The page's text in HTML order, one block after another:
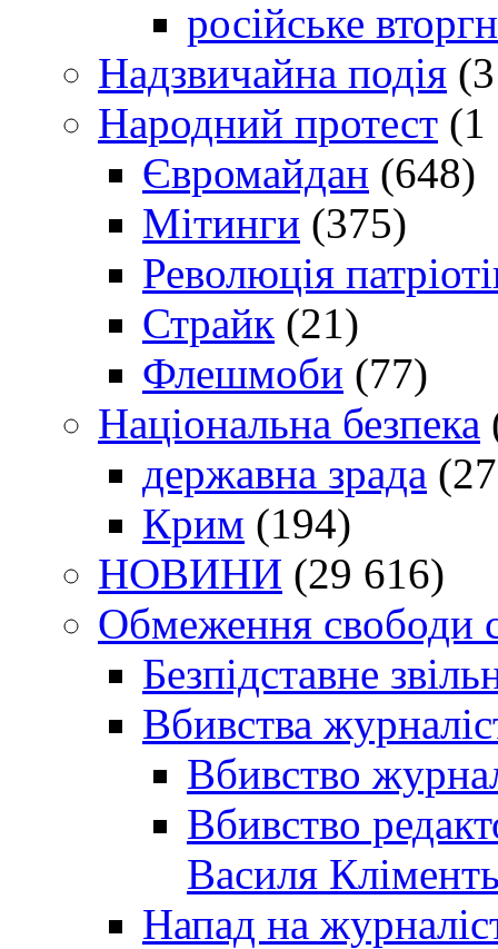
російське
Надзвичайна подія
Народний протест (1
Євромайдан (648)
Мітинги (375)
Революція
Страйк (21)
Флешмоби (77)
Національна безпека
державна зрада
Крим (194)
НОВИНИ (29 616)
Обмеження свободи
Безпідставне
Вбивства
Вбивство
Вбивство
Василя
Напад на